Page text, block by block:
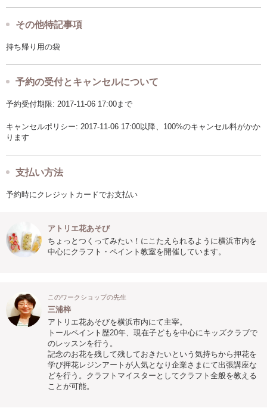
その他特記事項
持ち帰り用の袋
予約の受付とキャンセルについて
予約受付期限: 2017-11-06 17:00まで
キャンセルポリシー: 2017-11-06 17:00以降、100%のキャンセル料がかか
ります
支払い方法
予約時にクレジットカードでお支払い
アトリエ花あそび
ちょっとつくってみたい！にこたえられるように横浜市内を
中心にクラフト・ペイント教室を開催しています。
このワークショップの先生
三浦梓
アトリエ花あそびを横浜市内にて主宰。
トールペイント歴20年、現在子どもを中心にキッズクラブで
のレッスンを行う。
記念のお花を残して残しておきたいという気持ちから押花を
学び押花レジンアートが人気となり企業さまにて出張講座な
どを行う。クラフトマイスターとしてクラフト全般を教える
ことが可能。